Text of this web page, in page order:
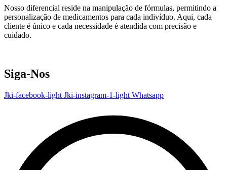
Nosso diferencial reside na manipulação de fórmulas, permitindo a
personalização de medicamentos para cada indivíduo. Aqui, cada
cliente é único e cada necessidade é atendida com precisão e
cuidado.
Siga-Nos
Jki-facebook-light Jki-instagram-1-light Whatsapp